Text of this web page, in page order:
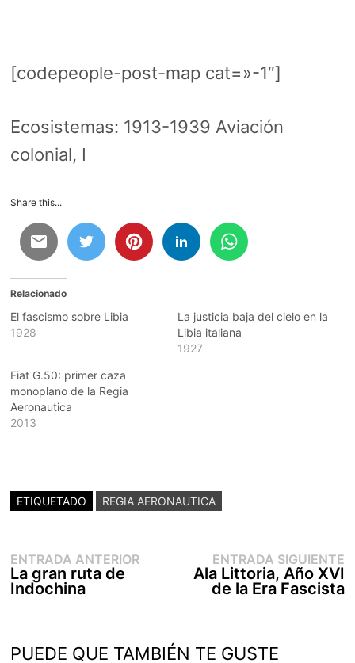
[codepeople-post-map cat=»-1″]
Ecosistemas: 1913-1939 Aviación
colonial, I
Share this...
Relacionado
El fascismo sobre Libia
1928
La justicia baja del cielo en la
Libia italiana
1927
Fiat G.50: primer caza
monoplano de la Regia
Aeronautica
2013
ETIQUETADO REGIA AERONAUTICA
Navegación
de
entradas
ENTRADA ANTERIOREntrada
anterior:
La gran ruta de
Indochina
ENTRADA SIGUIENTE
Ala Littoria, Año XVI
de la Era Fascista
PUEDE QUE TAMBIÉN TE GUSTE